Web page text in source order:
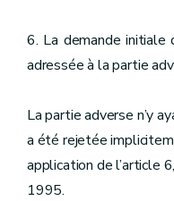
6. La demande
adressée à la partie
La partie adverse n’y
a été rejetée
application de l’article
1995.